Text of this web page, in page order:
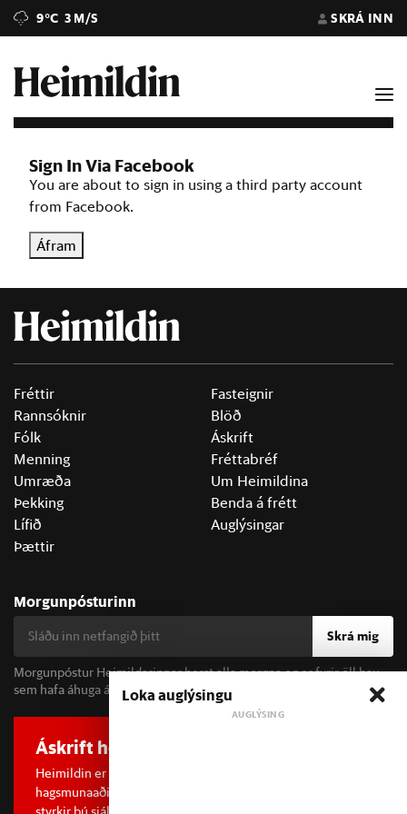
9°C 3 M/S SKRÁ INN
Sign In Via Facebook
You are about to sign in using a third party account
from Facebook.
Áfram
Fréttir
Rannsóknir
Fólk
Menning
Umræða
Þekking
Lífið
Þættir
Fasteignir
Blöð
Áskrift
Fréttabréf
Um Heimildina
Benda á frétt
Auglýsingar
Morgunpósturinn
Skrá mig
Morgunpóstur Heimildarinnar berst alla morgna og er fyrir öll þau
sem hafa áhuga á fréttum og þjóðfélagsumræðu.
Áskrift hefur áhrif
Heimildin er í dreifðu eignarhaldi og óháð
hagsmunaaðilum. Með því að kaupa áskrift að Heimildinni
Loka auglýsingu